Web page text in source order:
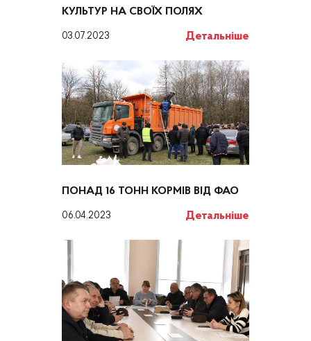
КУЛЬТУР НА СВОЇХ ПОЛЯХ
03.07.2023 Детальніше
ПОНАД 16 ТОНН КОРМІВ ВІД ФАО
06.04.2023 Детальніше